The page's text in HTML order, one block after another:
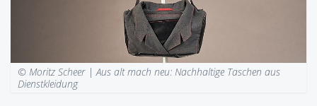
© Moritz Scheer |Aus alt mach neu: Nachhaltige Taschen aus
Dienstkleidung